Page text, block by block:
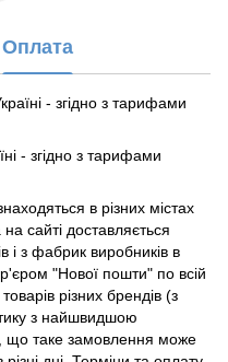
Оплата
- згідно з тарифами
- згідно з тарифами
в різних містах
сайті доставляється
і з фабрик виробників в
"Нової пошти" по всій
різних брендів (з
з найшвидшою
що таке замовлення може